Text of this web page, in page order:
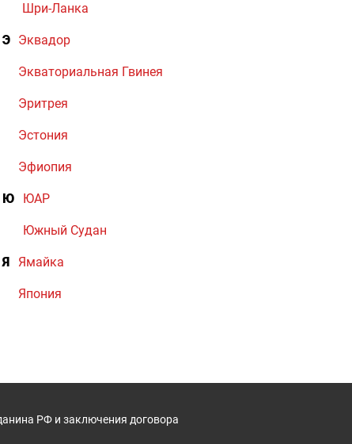
Шри-Ланка
Э Эквадор
Экваториальная Гвинея
Эритрея
Эстония
Эфиопия
Ю ЮАР
Южный Судан
Я Ямайка
Япония
РФ и заключения договора